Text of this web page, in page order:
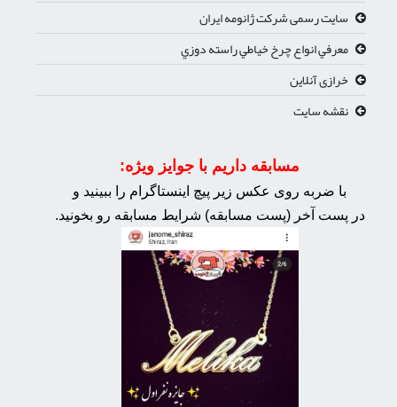
سایت رسمی شرکت ژانومه ایران
معرفي انواع چرخ خياطي راسته دوزي
خرازی آنلاین
نقشه سایت
مسابقه داریم با جوایز ویژه:
با ضربه روی عکس زیر پیچ اینستاگرام را ببینید و
در پست آخر (پست مسابقه) شرایط مسابقه رو بخونید.